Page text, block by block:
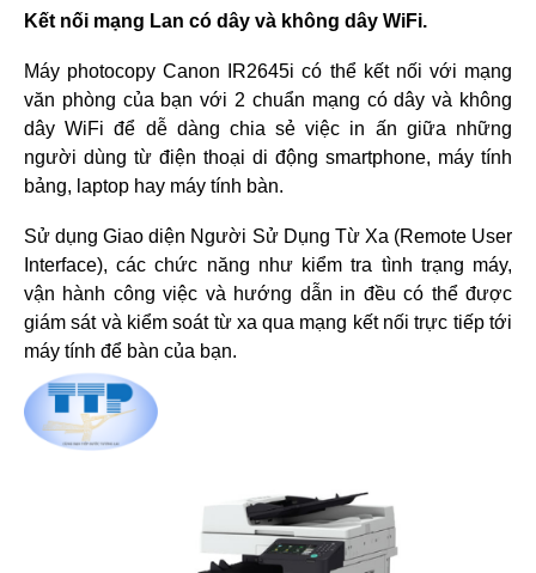
Kết nối mạng Lan có dây và không dây WiFi.
Máy photocopy Canon IR2645i có thể kết nối với mạng
văn phòng của bạn với 2 chuẩn mạng có dây và không
dây WiFi để dễ dàng chia sẻ việc in ấn giữa những
người dùng từ điện thoại di động smartphone, máy tính
bảng, laptop hay máy tính bàn.
Sử dụng Giao diện Người Sử Dụng Từ Xa (Remote User
Interface), các chức năng như kiểm tra tình trạng máy,
vận hành công việc và hướng dẫn in đều có thể được
giám sát và kiểm soát từ xa qua mạng kết nối trực tiếp tới
máy tính để bàn của bạn.